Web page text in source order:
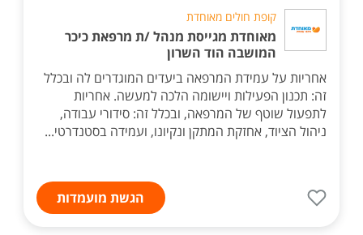
קופת חולים מאוחדת
מאוחדת מגייסת מנהל /ת מרפאת כיכר
המושבה הוד השרון
אחריות על עמידת המרפאה ביעדים המוגדרים לה ובכלל
זה: תכנון הפעילות ויישומה הלכה למעשה. אחריות
לתפעול שוטף של המרפאה, ובכלל זה: סידורי עבודה,
ניהול הציוד, אחזקת המתקן ונקיונו, ועמידה בסטנדרטי...
הגשת מועמדות